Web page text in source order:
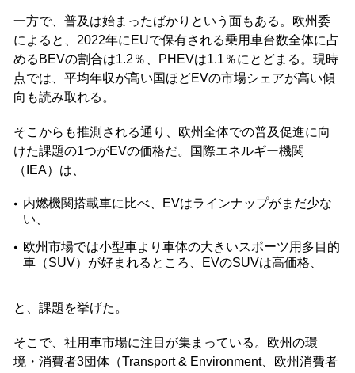
一方で、普及は始まったばかりという面もある。欧州委
によると、2022年にEUで保有される乗用車台数全体に占
めるBEVの割合は1.2％、PHEVは1.1％にとどまる。現時
点では、平均年収が高い国ほどEVの市場シェアが高い傾
向も読み取れる。
そこからも推測される通り、欧州全体での普及促進に向
けた課題の1つがEVの価格だ。国際エネルギー機関
（IEA）は、
内燃機関搭載車に比べ、EVはラインナップがまだ少な
い、
欧州市場では小型車より車体の大きいスポーツ用多目的
車（SUV）が好まれるところ、EVのSUVは高価格、
と、課題を挙げた。
そこで、社用車市場に注目が集まっている。欧州の環
境・消費者3団体（Transport & Environment、欧州消費者